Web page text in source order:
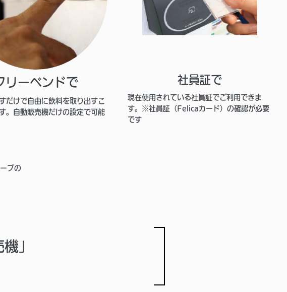
リーベンドで
だけで自由に飲料を取り出すこ
。自動販売機だけの設定で可能
社員証で
現在使用されている社員証でご利用できま
す。※社員証（Felicaカード）の確認が必要
です
ブの
」